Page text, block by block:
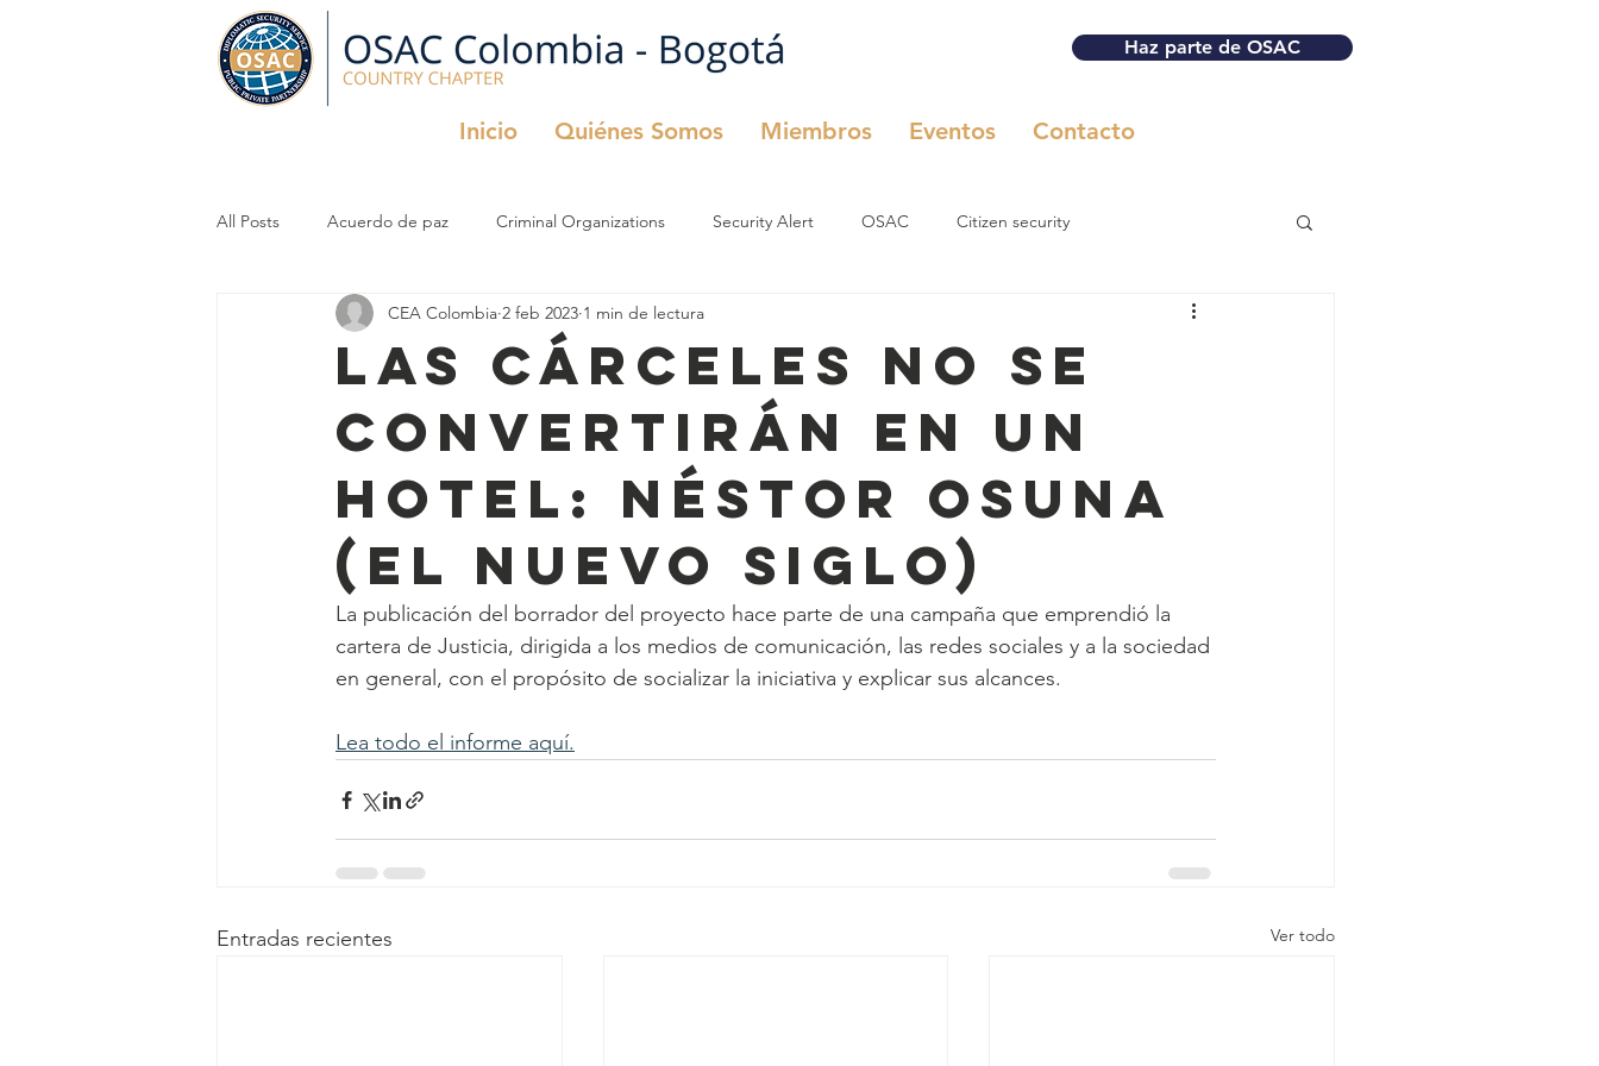
Haz parte de OSAC
Inicio Quiénes Somos Miembros Eventos Contacto
All Posts Acuerdo de paz Criminal Organizations Security Alert OSAC Citizen security
Criminal Organizations InfoSecurity OSAC
Las cárceles no se
convertirán en un
hotel: Néstor Osuna
(El Nuevo Siglo)
CEA Colombia 2 feb 2023 1 min de lectura
La publicación del borrador del proyecto hace parte de una campaña que emprendió la
cartera de Justicia, dirigida a los medios de comunicación, las redes sociales y a la sociedad
en general, con el propósito de socializar la iniciativa y explicar sus alcances.
Lea todo el informe aquí.
Entradas recientes Ver todo